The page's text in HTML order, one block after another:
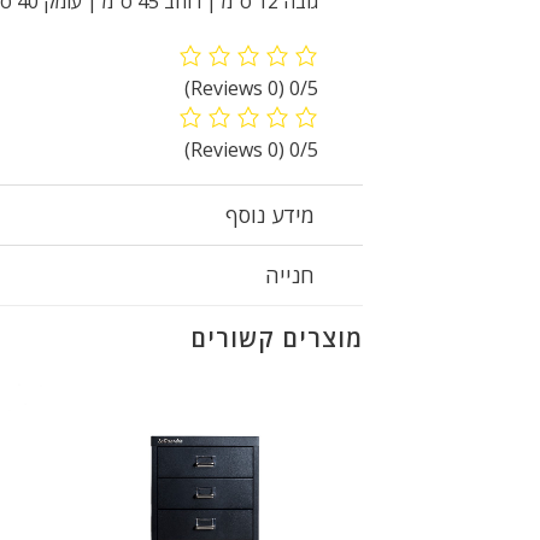
0/5
(0 Reviews)
0/5
(0 Reviews)
מידע נוסף
חנייה
מוצרים קשורים